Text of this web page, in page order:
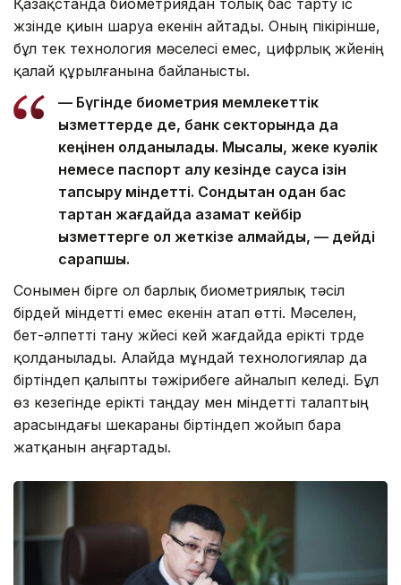
жүзінде қиын шаруа екенін айтады. Оның пікірінше,
бұл тек технология мәселесі емес, цифрлық жүйенің
қалай құрылғанына байланысты.
— Бүгінде биометрия мемлекеттік
қызметтерде де, банк секторында да
кеңінен қолданылады. Мысалы, жеке куәлік
немесе паспорт алу кезінде саусақ ізін
тапсыру міндетті. Сондықтан одан бас
тартқан жағдайда азамат кейбір
қызметтерге қол жеткізе алмайды, — дейді
сарапшы.
Сонымен бірге ол барлық биометриялық тәсіл
бірдей міндетті емес екенін атап өтті. Мәселен,
бет-әлпетті тану жүйесі кей жағдайда ерікті түрде
қолданылады. Алайда мұндай технологиялар да
біртіндеп қалыпты тәжірибеге айналып келеді. Бұл
өз кезегінде ерікті таңдау мен міндетті талаптың
арасындағы шекараны біртіндеп жойып бара
жатқанын аңғартады.